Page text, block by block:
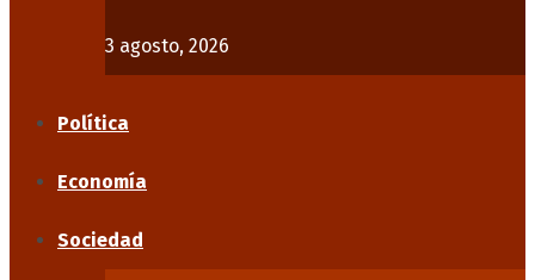
3 agosto, 2026
Política
Economía
Sociedad